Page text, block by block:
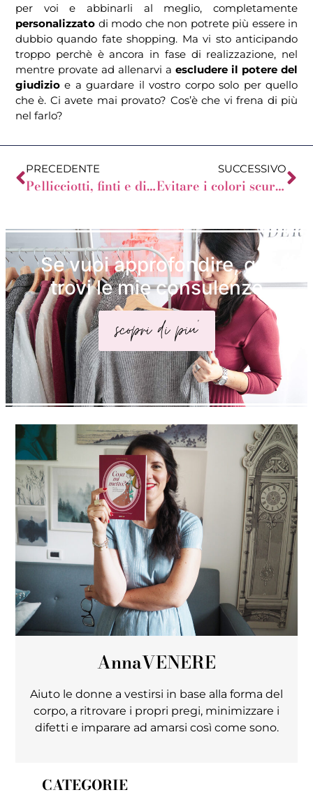
per voi e abbinarli al meglio, completamente
personalizzato di modo che non potrete più essere in
dubbio quando fate shopping. Ma vi sto anticipando
troppo perchè è ancora in fase di realizzazione, nel
mentre provate ad allenarvi a escludere il potere del
giudizio e a guardare il vostro corpo solo per quello
che è. Ci avete mai provato? Cos’è che vi frena di più
nel farlo?
PRECEDENTE
Pellicciotti, finti e di peluche
SUCCESSIVO
Evitare i colori scuri in inverno
Se vuoi approfondire, qui
trovi le mie consulenze
scopri di piu'
AnnaVENERE
Aiuto le donne a vestirsi in base alla forma del
corpo, a ritrovare i propri pregi, minimizzare i
difetti e imparare ad amarsi così come sono.
CATEGORIE